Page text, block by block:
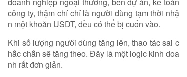
công ty, thậm chí chỉ là người dùng tạm thời nhậ
n một khoản USDT, đều có thể bị cuốn vào.
Khi số lượng người dùng tăng lên, thao tác sai c
hắc chắn sẽ tăng theo. Đây là một logic kinh doa
nh rất đơn giản.